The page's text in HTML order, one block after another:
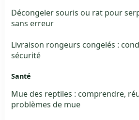
Décongeler souris ou rat pour
sans erreur
Livraison rongeurs congelés :
sécurité
Santé
Mue des reptiles : comprendre,
problèmes de mue